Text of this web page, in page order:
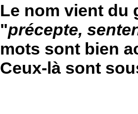
Le nom vient du
"précepte,
mots sont bien
Ceux-là sont